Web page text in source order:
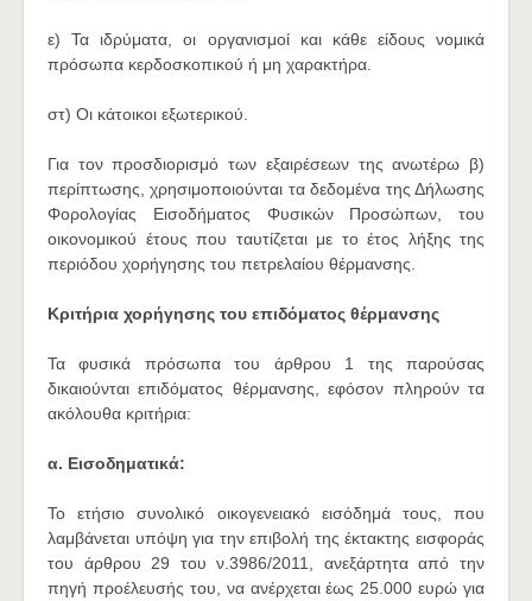
ε) Τα ιδρύματα, οι οργανισμοί και κάθε είδους νομικά
πρόσωπα κερδοσκοπικού ή μη χαρακτήρα.
στ) Οι κάτοικοι εξωτερικού.
Για τον προσδιορισμό των εξαιρέσεων της ανωτέρω β)
περίπτωσης, χρησιμοποιούνται τα δεδομένα της Δήλωσης
Φορολογίας Εισοδήματος Φυσικών Προσώπων, του
οικονομικού έτους που ταυτίζεται με το έτος λήξης της
περιόδου χορήγησης του πετρελαίου θέρμανσης.
Κριτήρια χορήγησης του επιδόματος θέρμανσης
Τα φυσικά πρόσωπα του άρθρου 1 της παρούσας
δικαιούνται επιδόματος θέρμανσης, εφόσον πληρούν τα
ακόλουθα κριτήρια:
α. Εισοδηματικά:
Το ετήσιο συνολικό οικογενειακό εισόδημά τους, που
λαμβάνεται υπόψη για την επιβολή της έκτακτης εισφοράς
του άρθρου 29 του ν.3986/2011, ανεξάρτητα από την
πηγή προέλευσής του, να ανέρχεται έως 25.000 ευρώ για